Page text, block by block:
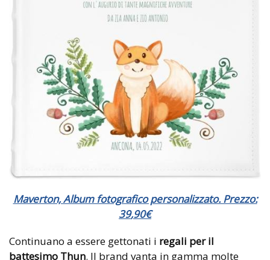
Maverton, Album fotografico personalizzato. Prezzo:
39,90€
Continuano a essere gettonati i regali per il
battesimo Thun. Il brand vanta in gamma molte